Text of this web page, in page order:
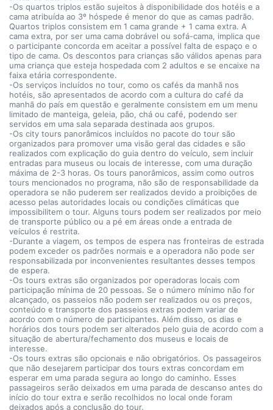
-Os quartos triplos estão sujeitos à disponibilidade dos hotéis e a
cama atribuída ao 3º hóspede é menor do que as camas padrão.
Quartos triplos consistem em 1 cama grande + 1 cama extra. A
cama extra, por ser uma cama dobrável ou sofá-cama, implica que
o participante concorda em aceitar a possível falta de espaço e o
tipo de cama. Os descontos para crianças são válidos apenas para
uma criança que esteja hospedada com 2 adultos e se encaixe na
faixa etária correspondente.
-Os serviços incluídos no tour, como os cafés da manhã nos
hotéis, são apresentados de acordo com a cultura do café da
manhã do país em questão e geralmente consistem em um menu
limitado de manteiga, geleia, pão, chá ou café, podendo ser
servidos em uma sala separada destinada aos grupos.
-Os city tours panorâmicos incluídos no pacote do tour são
organizados para promover uma visão geral das cidades e são
realizados com explicação do guia dentro do veículo, sem incluir
entradas para museus ou locais de interesse, com uma duração
máxima de 2-3 horas. Os tours panorâmicos, assim como outros
tours mencionados no programa, não são de responsabilidade da
operadora se não puderem ser realizados devido a proibições de
acesso pelas autoridades locais ou condições climáticas que
impossibilitem o tour. Alguns tours podem ser realizados por meio
de transporte público ou a pé em áreas onde a entrada de
veículos é restrita.
-Durante a viagem, os tempos de espera nas fronteiras de estrada
podem exceder os padrões normais e a operadora não pode ser
responsabilizada por inconvenientes resultantes desses tempos
de espera.
-Os tours extras são organizados por operadoras locais com
participação mínima de 20 pessoas. Se o número mínimo não for
alcançado, os passeios não podem ser realizados ou os preços,
conteúdo e transporte dos passeios extras podem variar de
acordo com o número de participantes. Além disso, os dias e
horários dos tours podem ser alterados pelo guia de acordo com a
situação de abertura/fechamento dos museus e locais de
interesse.
-Os tours extras são opcionais e não obrigatórios. Os passageiros
que não desejarem participar dos tours extras concordam em
esperar em uma parada segura ao longo do caminho. Esses
passageiros serão deixados em uma parada de descanso antes do
início do tour extra e serão recolhidos no local onde foram
deixados após a conclusão do tour.